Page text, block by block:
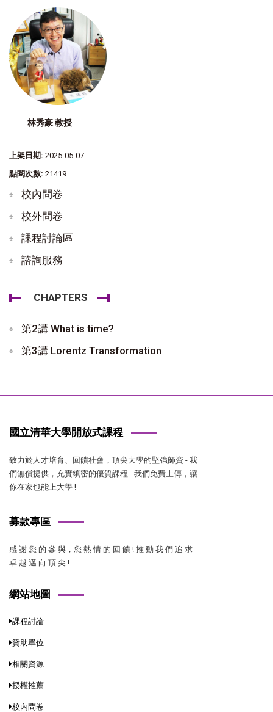
林秀豪 教授
上架日期: 2025-05-07
點閱次數: 21419
校內問卷
校外問卷
課程討論區
諮詢服務
CHAPTERS
第2講 What is time?
第3講 Lorentz Transformation
國立清華大學開放式課程
致力於人才培育、回饋社會，頂尖大學的堅強師資 - 我
們無償提供，充實縝密的優質課程 - 我們免費上傳，讓
你在家也能上大學 !
募款專區
感 謝 您 的 參 與，您 熱 情 的 回 饋 ! 推 動 我 們 追 求
卓 越 邁 向 頂 尖 !
網站地圖
課程討論
贊助單位
相關資源
授權推薦
校內問卷